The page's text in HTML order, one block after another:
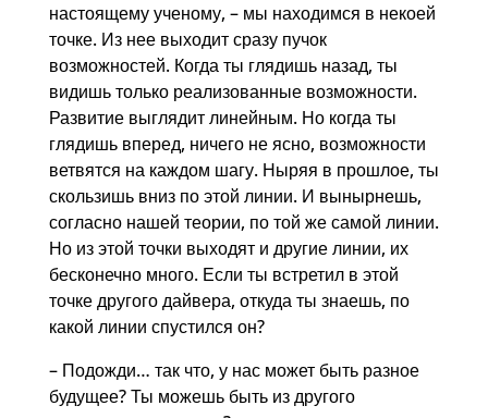
настоящему ученому, – мы находимся в некоей
точке. Из нее выходит сразу пучок
возможностей. Когда ты глядишь назад, ты
видишь только реализованные возможности.
Развитие выглядит линейным. Но когда ты
глядишь вперед, ничего не ясно, возможности
ветвятся на каждом шагу. Ныряя в прошлое, ты
скользишь вниз по этой линии. И вынырнешь,
согласно нашей теории, по той же самой линии.
Но из этой точки выходят и другие линии, их
бесконечно много. Если ты встретил в этой
точке другого дайвера, откуда ты знаешь, по
какой линии спустился он?
– Подожди… так что, у нас может быть разное
будущее? Ты можешь быть из другого